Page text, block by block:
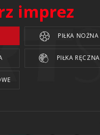
imprez
PIŁKA NOŻNA
PIŁKA RĘCZNA